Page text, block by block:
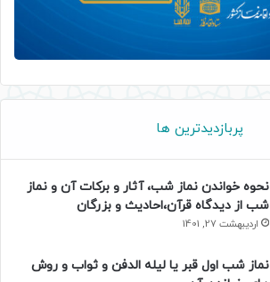
پربازدیدترین ها
نحوه خواندن نماز شب، آثار و برکات آن و نماز
شب از دیدگاه قرآن،احادیث و بزرگان
اردیبهشت 27, 1401
نماز شب اول قبر یا لیله الدفن و ثواب و روش